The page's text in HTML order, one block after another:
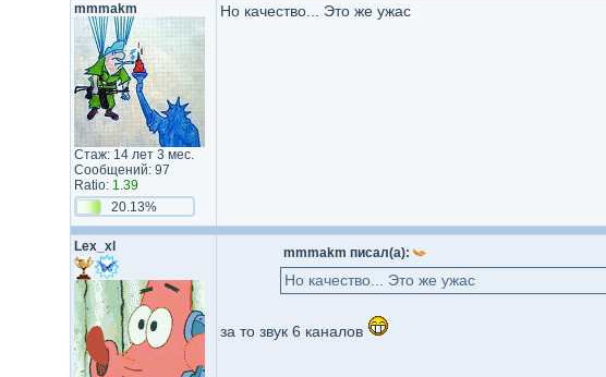
mmmakm
Стаж: 14 лет 3 мес.
Сообщений: 97
Ratio: 1.39
20.13%
Но качество... Это же ужас
Lex_xl mmmakm писал(а):
Но качество... Это же ужас
за то звук 6 каналов